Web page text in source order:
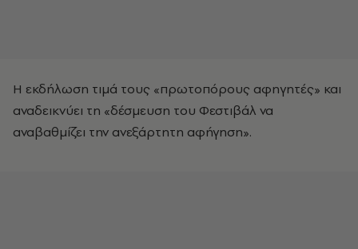
Η εκδήλωση τιμά τους «πρωτοπόρους αφηγητές» και
αναδεικνύει τη «δέσμευση του Φεστιβάλ να
αναβαθμίζει την ανεξάρτητη αφήγηση».